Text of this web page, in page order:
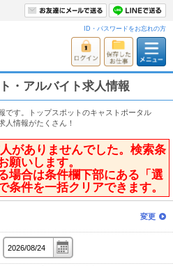
ID・パスワードをお忘れの方
・アルバイト求人情報
です。トップスポットのキャストポータル
人情報がたくさん！
がありませんでした。検索条
願いします。
場合は条件欄下部にある「選
条件を一括クリアできます。
変更